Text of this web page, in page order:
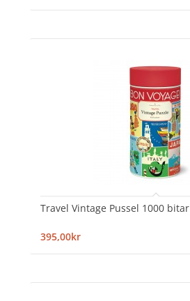
Travel Vintage Pussel 1000 bitar
395,00kr